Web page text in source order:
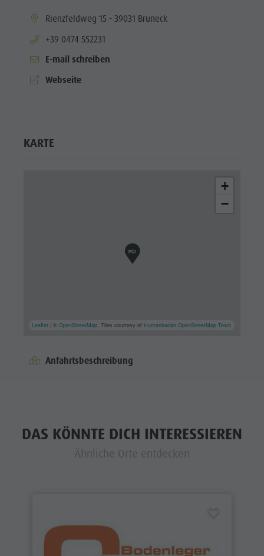
aria.location:
Rienzfeldweg 15 - 39031 Bruneck
aria.phone:
+39 0474 552231
E-mail schreiben
aria.website:
Webseite
KARTE
+
−
Leaflet | ©OpenStreetMap, Tiles courtesy of Humanitarian OpenStreetMap Team
Anfahrtsbeschreibung
DAS KÖNNTE DICH INTERESSIEREN
Ähnliche Orte entdecken